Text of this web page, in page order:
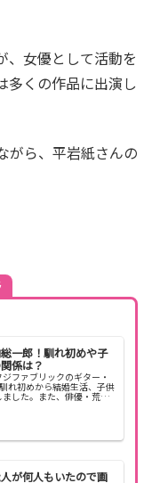
、女優として活動を
多くの作品に出演し
がら、平岩紙さんの
一郎！馴れ初めや子
係は？
ファブリックのギター・
れ初めから結婚生活、子供
した。また、俳優・荒川
が何人もいたので画